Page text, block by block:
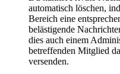
automatisch löschen,
Bereich eine
belästigende
dies auch einem
betreffenden Mitglied
versenden.